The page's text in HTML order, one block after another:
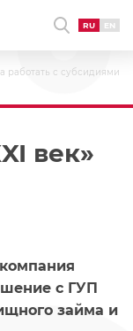
RU EN
работать с субсидиями
век»
с ГУП
займа и